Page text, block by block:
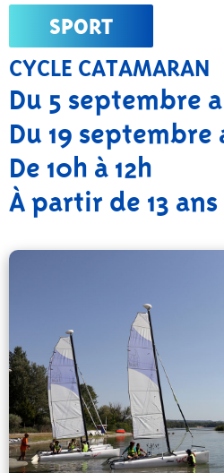
SPORT
CYCLE CATAMARAN
Du 5 septembre
Du 19
De 10h à 12h
À partir de 13 ans